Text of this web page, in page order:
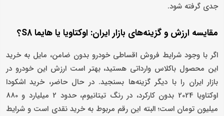
جدی گرفته شود.
مقایسه ارزش و گزینه‌های بازار ایران: اوکتاویا یا هایما S8؟
اگر با وجود شرایط فروش اقساطی خودرو بدون ضامن، مایل به خرید
این محصول باکلاس وارداتی هستید، بهتر است ارزش این خودرو در
بازار ایران را با دیگر گزینه‌ها بسنجید. در حال حاضر، خرید اشکودا
اوکتاویا 2024 بدون کارکرد، در رنگ تیتانیوم، حدود 2 میلیارد و 880
میلیون تومان است؛ البته این رقم مربوط به خرید نقدی است و شرایط